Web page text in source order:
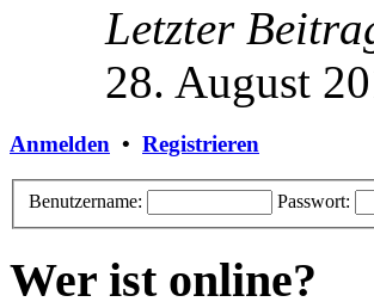
Letzter
28. August
Anmelden • Registrieren
Benutzername: Passwort:
Wer ist online?